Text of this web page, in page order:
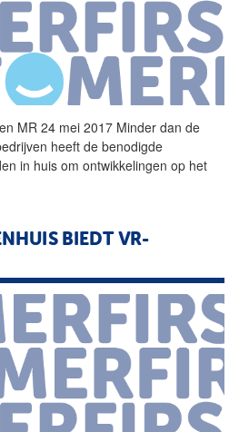
en MR 24 mei 2017 Minder dan de
heeft de benodigde
in huis om ontwikkelingen op het
BIEDT VR-